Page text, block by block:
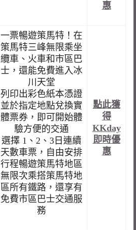
惠
一票暢遊策馬特！在
策馬特三峰無限乘坐
纜車、火車和市區巴
士，還能免費進入冰
川天堂
列印出彩色紙本憑證
並於指定地點兌換實
體票券，即可開始體
驗方便的交通
選擇 1、2、3日連續
天數車票，自由安排
行程暢遊策馬特地區
無限次乘搭策馬特地
區所有鐵路，還享有
免費市區巴士交通服
務
點此獲
得
KKday
即時優
惠